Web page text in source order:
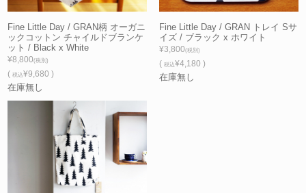
Fine Little Day / GRAN柄 オーガニ
ックコットン チャイルドブランケ
ット / Black x White
¥8,800(税別)
(税込¥9,680 )
在庫無し
Fine Little Day / GRAN トレイ Sサ
イズ / ブラック x ホワイト
¥3,800(税別)
( 税込¥4,180 )
在庫無し